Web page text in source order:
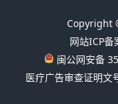
Copyright
网站ICP备
闽公网安备
医疗广告审查证明文